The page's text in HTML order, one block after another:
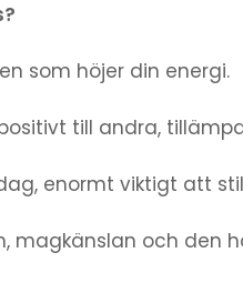
som höjer din energi.
till andra,
enormt viktigt att
magkänslan och